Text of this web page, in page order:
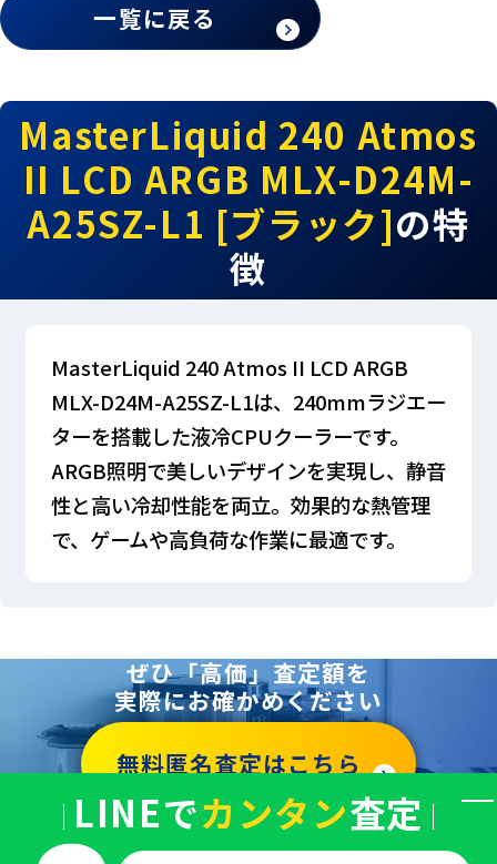
一覧に戻る
MasterLiquid 240 Atmos
II LCD ARGB MLX-D24M-
A25SZ-L1 [ブラック]の特
徴
MasterLiquid 240 Atmos II LCD ARGB
MLX-D24M-A25SZ-L1は、240mmラジエー
ターを搭載した液冷CPUクーラーです。
ARGB照明で美しいデザインを実現し、静音
性と高い冷却性能を両立。効果的な熱管理
で、ゲームや高負荷な作業に最適です。
ぜひ「高価」査定額を
実際にお確かめください
無料匿名査定はこちら
LINEでカンタン査定